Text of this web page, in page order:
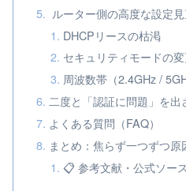
ルーター側の高度な設定
DHCPリースの枯渇
セキュリティモードの
周波数帯（2.4GHz /
二度と「認証に問題」を
よくある質問（FAQ）
まとめ：焦らず一つずつ原
📋 参考文献・公式ソー